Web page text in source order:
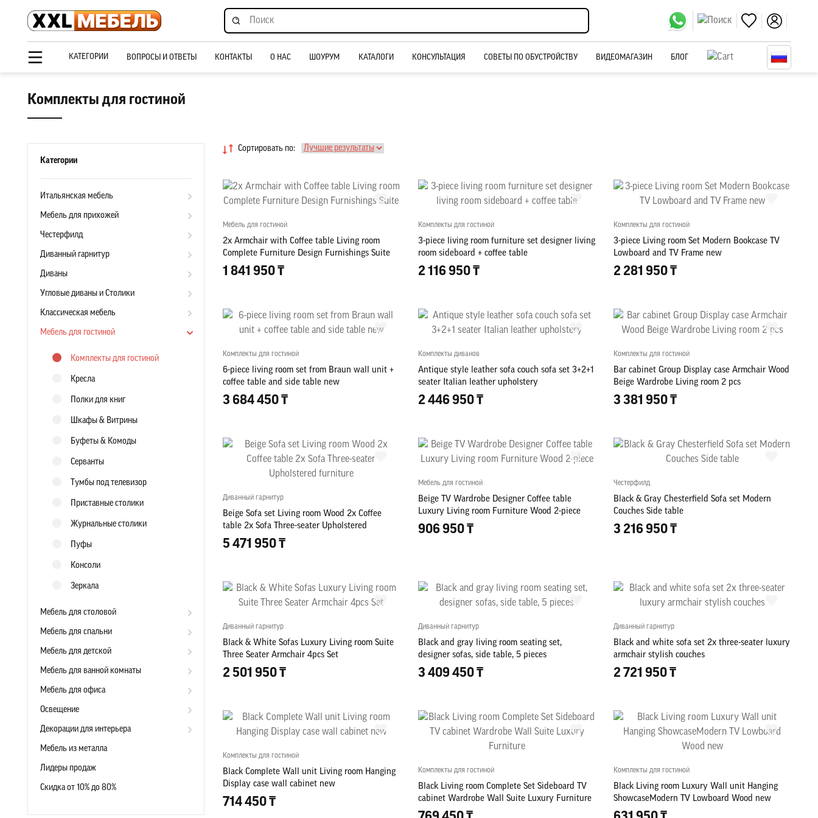
КАТЕГОРИИ ВОПРОСЫ И ОТВЕТЫ КОНТАКТЫ О НАС ШОУРУМ КАТАЛОГИ КОНСУЛЬТАЦИЯ СОВЕТЫ ПО ОБУСТРОЙСТВУ ВИДЕОМАГАЗИН БЛОГ
Комплекты для гостиной
Категории
Итальянская мебель
Мебель для прихожей
Честерфилд
Диванный гарнитур
Диваны
Угловые диваны и Столики
Классическая мебель
Мебель для гостиной
Комплекты для гостиной
Кресла
Полки для книг
Шкафы & Витрины
Буфеты & Комоды
Серванты
Тумбы под телевизор
Приставные столики
Журнальные столики
Пуфы
Консоли
Зеркала
Мебель для столовой
Мебель для спальни
Мебель для детской
Мебель для ванной комнаты
Мебель для офиса
Освещение
Декорации для интерьера
Мебель из металла
Лидеры продаж
Скидка от 10% до 80%
Сортировать по:
Мебель для гостиной
2x Armchair with Coffee table Living room
Complete Furniture Design Furnishings Suite
1 841 950 ₸
Комплекты для гостиной
3-piece living room furniture set designer living
room sideboard + coffee table
2 116 950 ₸
Комплекты для гостиной
3-piece Living room Set Modern Bookcase TV
Lowboard and TV Frame new
2 281 950 ₸
Комплекты для гостиной
6-piece living room set from Braun wall unit +
coffee table and side table new
3 684 450 ₸
Комплекты диванов
Antique style leather sofa couch sofa set 3+2+1
seater Italian leather upholstery
2 446 950 ₸
Комплекты для гостиной
Bar cabinet Group Display case Armchair Wood
Beige Wardrobe Living room 2 pcs
3 381 950 ₸
Диванный гарнитур
Beige Sofa set Living room Wood 2x Coffee
table 2x Sofa Three-seater Upholstered
furniture
5 471 950 ₸
Мебель для гостиной
Beige TV Wardrobe Designer Coffee table
Luxury Living room Furniture Wood 2-piece
906 950 ₸
Честерфилд
Black & Gray Chesterfield Sofa set Modern
Couches Side table
3 216 950 ₸
Диванный гарнитур
Black & White Sofas Luxury Living room Suite
Three Seater Armchair 4pcs Set
2 501 950 ₸
Диванный гарнитур
Black and gray living room seating set,
designer sofas, side table, 5 pieces
3 409 450 ₸
Диванный гарнитур
Black and white sofa set 2x three-seater luxury
armchair stylish couches
2 721 950 ₸
Комплекты для гостиной
Black Complete Wall unit Living room Hanging
Display case wall cabinet new
714 450 ₸
Комплекты для гостиной
Black Living room Complete Set Sideboard TV
cabinet Wardrobe Wall Suite Luxury Furniture
Комплекты для гостиной
Black Living room Luxury Wall unit Hanging
ShowcaseModern TV Lowboard Wood new